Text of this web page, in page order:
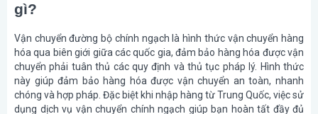
gì?
Vận chuyển đường bộ chính ngạch là hình thức vận chuyển hàng
hóa qua biên giới giữa các quốc gia, đảm bảo hàng hóa được vận
chuyển phải tuân thủ các quy định và thủ tục pháp lý. Hình thức
này giúp đảm bảo hàng hóa được vận chuyển an toàn, nhanh
chóng và hợp pháp. Đặc biệt khi nhập hàng từ Trung Quốc, việc sử
dụng dịch vụ vận chuyển chính ngạch giúp bạn hoàn tất đầy đủ